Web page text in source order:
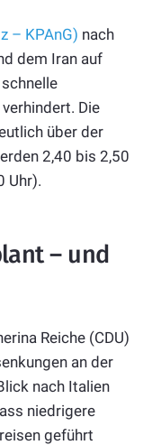
– KPAnG) nach
dem Iran auf
Die
über der
2,40 bis 2,50
Uhr).
– und
Reiche (CDU)
an der
nach Italien
niedrigere
geführt